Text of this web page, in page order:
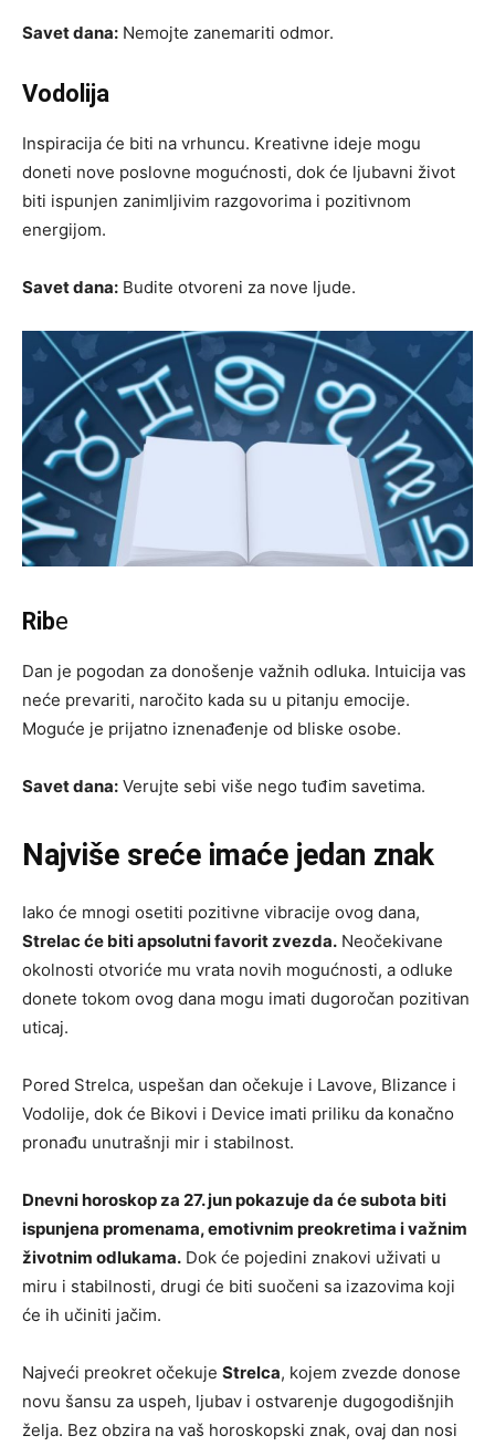
Savet dana: Nemojte zanemariti odmor.
Vodolija
Inspiracija će biti na vrhuncu. Kreativne ideje mogu
doneti nove poslovne mogućnosti, dok će ljubavni život
biti ispunjen zanimljivim razgovorima i pozitivnom
energijom.
Savet dana: Budite otvoreni za nove ljude.
Ribe
Dan je pogodan za donošenje važnih odluka. Intuicija vas
neće prevariti, naročito kada su u pitanju emocije.
Moguće je prijatno iznenađenje od bliske osobe.
Savet dana: Verujte sebi više nego tuđim savetima.
Najviše sreće imaće jedan znak
Iako će mnogi osetiti pozitivne vibracije ovog dana,
Strelac će biti apsolutni favorit zvezda. Neočekivane
okolnosti otvoriće mu vrata novih mogućnosti, a odluke
donete tokom ovog dana mogu imati dugoročan pozitivan
uticaj.
Pored Strelca, uspešan dan očekuje i Lavove, Blizance i
Vodolije, dok će Bikovi i Device imati priliku da konačno
pronađu unutrašnji mir i stabilnost.
Dnevni horoskop za 27. jun pokazuje da će subota biti
ispunjena promenama, emotivnim preokretima i važnim
životnim odlukama. Dok će pojedini znakovi uživati u
miru i stabilnosti, drugi će biti suočeni sa izazovima koji
će ih učiniti jačim.
Najveći preokret očekuje Strelca, kojem zvezde donose
novu šansu za uspeh, ljubav i ostvarenje dugogodišnjih
želja. Bez obzira na vaš horoskopski znak, ovaj dan nosi